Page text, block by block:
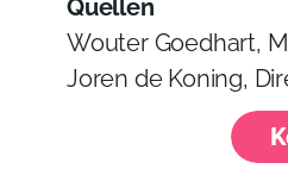
Quellen
Wouter Goedhart,
Joren de Koning,